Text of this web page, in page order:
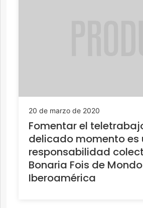
20 de marzo de 2020
Fomentar el
delicado momento es
responsabilidad
Bonaria Fois de
Iberoamérica